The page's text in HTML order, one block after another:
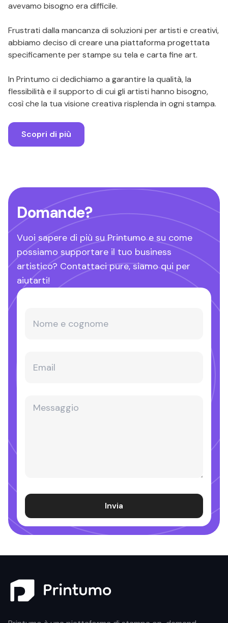
avevamo bisogno era difficile.
Frustrati dalla mancanza di soluzioni per artisti e creativi,
abbiamo deciso di creare una piattaforma progettata
specificamente per stampe su tela e carta fine art.
In Printumo ci dedichiamo a garantire la qualità, la
flessibilità e il supporto di cui gli artisti hanno bisogno,
così che la tua visione creativa risplenda in ogni stampa.
Scopri di più
Domande?
Vuoi sapere di più su Printumo e su come
possiamo supportare il tuo business
artistico? Contattaci pure, siamo qui per
aiutarti!
Invia